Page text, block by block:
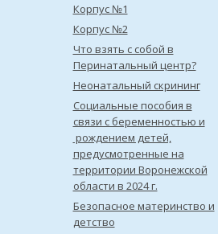
Корпус №1
Корпус №2
Что взять с собой в
Перинатальный центр?
Неонатальный скрининг
Социальные пособия в
связи с беременностью и
рождением детей,
предусмотренные на
территории Воронежской
области в 2024 г.
Безопасное материнство и
детство